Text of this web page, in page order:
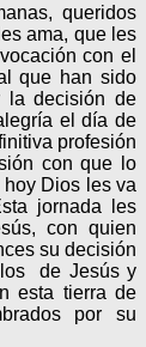
queridos
ama, que les
con el
que han sido
la decisión de
el día de
profesión
con que lo
Dios les va
jornada les
con quien
su decisión
de Jesús y
esta tierra de
por su